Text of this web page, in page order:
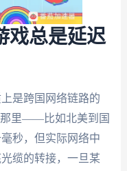
戏总是延迟
是跨国网络链路的
那里——比如北美到国
秒，但实际网络中
缆的转接，一旦某